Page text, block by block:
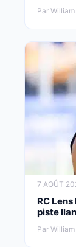
Par
7 AOÛT
RC
piste
Par